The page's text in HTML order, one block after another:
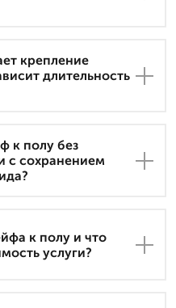
крепление
длительность
к полу без
с сохранением
к полу и что
услуги?